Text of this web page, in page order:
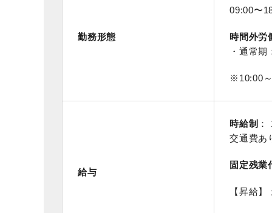
勤務形態
09:00〜
時間外労
・通常
※10:00
給与
時給制
交通費あ
固定残業
【昇給